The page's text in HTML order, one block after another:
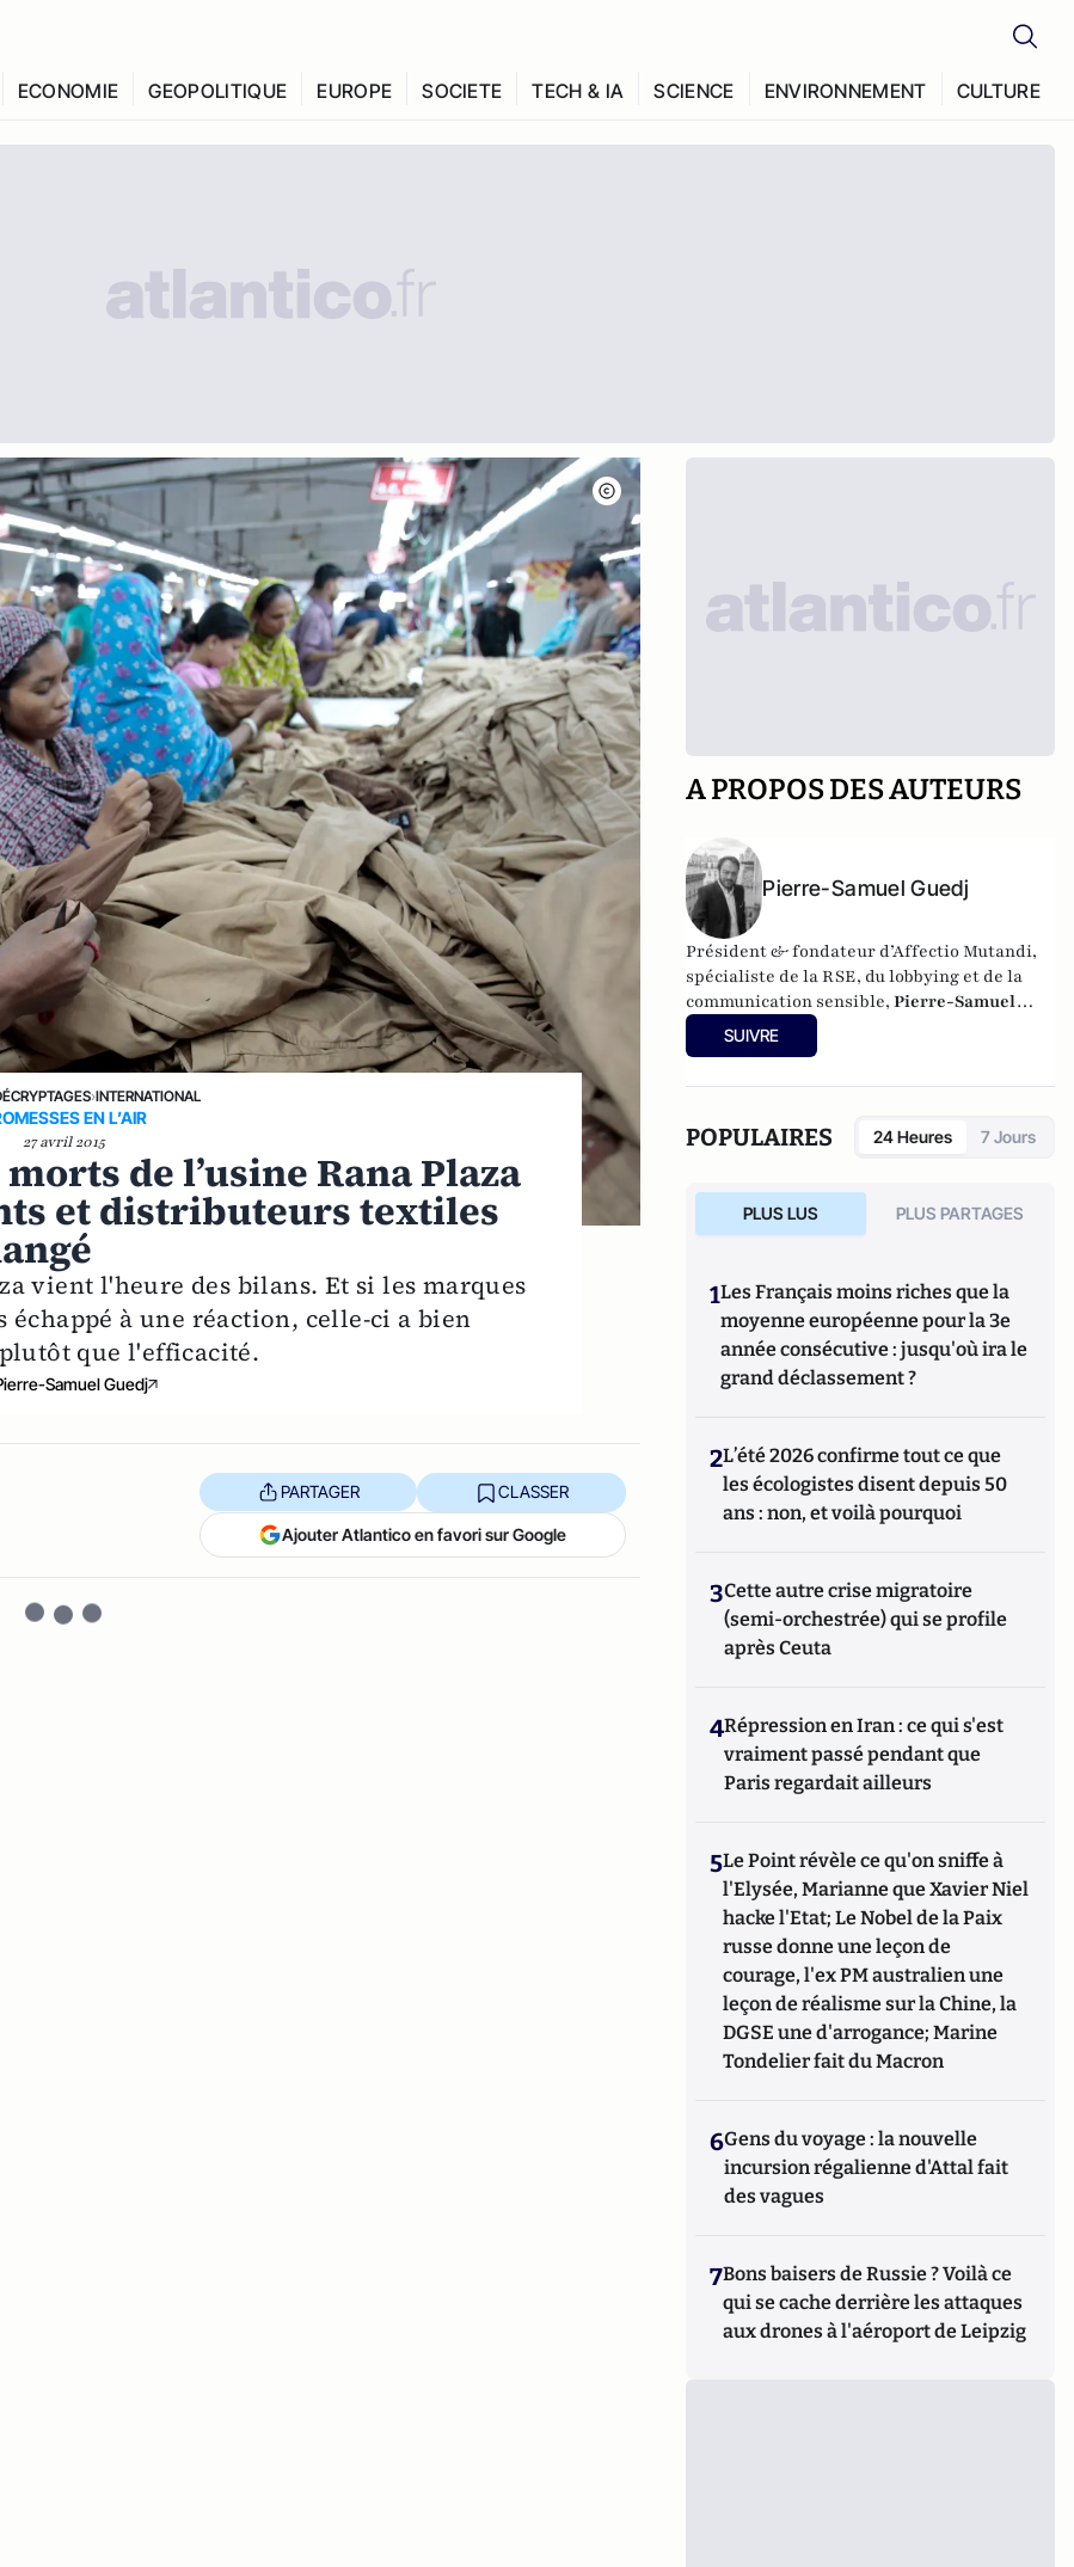
ECONOMIE GEOPOLITIQUE EUROPE SOCIETE TECH & IA SCIENCE ENVIRONNEMENT CULTURE
›INTERNATIONAL
EN L’AIR
27 avril 2015
de l’usine Rana Plaza
et distributeurs textiles
vient l'heure des bilans. Et si les marques
à une réaction, celle-ci a bien
que l'efficacité.
Samuel Guedj
PARTAGER CLASSER
Ajouter Atlantico en favori sur Google
A PROPOS DES AUTEURS
Pierre-Samuel Guedj
Président & fondateur d’Affectio Mutandi,
spécialiste de la RSE, du lobbying et de la
communication sensible,Pierre-Samuel
Guedjbénéficie d’une expérience de près de
20 ans, exerçant auprès des grandes
publiques, d’influence, de responsabilité
sociétale, de réputation et de
SUIVRE
POPULAIRES 24 Heures 7 Jours
PLUS LUS PLUS PARTAGES
1Les Français moins riches que la
moyenne européenne pour la 3e
année consécutive : jusqu'où ira le
grand déclassement ?
2L’été 2026 confirme tout ce que
les écologistes disent depuis 50
ans : non, et voilà pourquoi
3Cette autre crise migratoire
(semi-orchestrée) qui se profile
après Ceuta
4Répression en Iran : ce qui s'est
vraiment passé pendant que
Paris regardait ailleurs
5Le Point révèle ce qu'on sniffe à
l'Elysée, Marianne que Xavier Niel
hacke l'Etat; Le Nobel de la Paix
russe donne une leçon de
courage, l'ex PM australien une
leçon de réalisme sur la Chine, la
DGSE une d'arrogance; Marine
Tondelier fait du Macron
6Gens du voyage : la nouvelle
incursion régalienne d'Attal fait
des vagues
7Bons baisers de Russie ? Voilà ce
qui se cache derrière les attaques
aux drones à l'aéroport de Leipzig